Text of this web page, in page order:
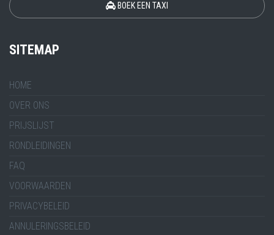
BOEK EEN TAXI
SITEMAP
HOME
OVER ONS
PRIJSLIJST
RONDLEIDINGEN
FAQ
VOORWAARDEN
PRIVACYBELEID
ANNULERINGSBELEID